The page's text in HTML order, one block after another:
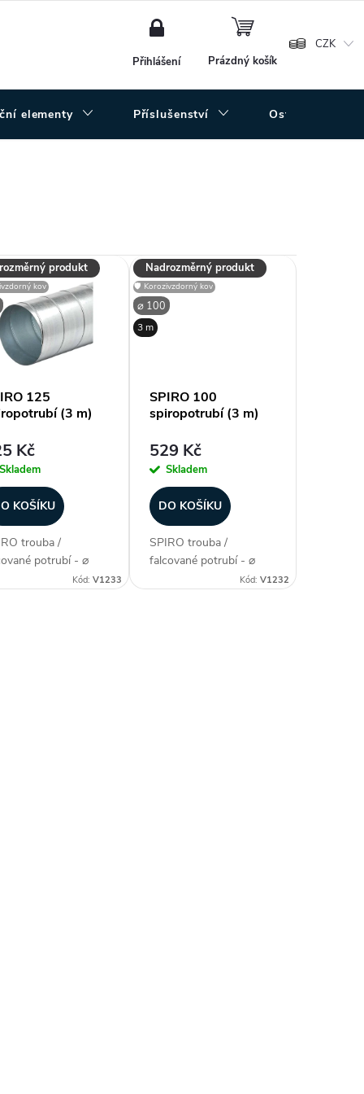
CZK
Přihlášení
NÁKUPNÍ
Prázdný košík
elementy Příslušenství Ostatní
produkt
kov
125
(3 m)
Kč
KOŠÍKU
trouba /
potrubí - ⌀
mm (průměr),Kód:V1233
Nadrozměrný produkt
⌀ 100
🛡️ Korozivzdorný kov
3 m
SPIRO 100
spiropotrubí (3 m)
529 Kč
Skladem
DO KOŠÍKU
SPIRO trouba /
falcované potrubí - ⌀
100 mm (průměr),Kód: V1232